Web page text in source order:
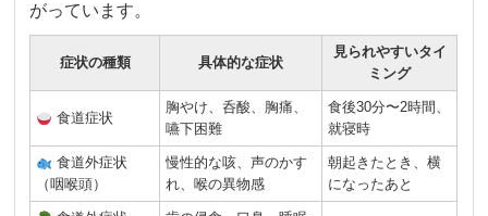
がっています。
症状の種類 具体的な症状
見られやすいタイ
ミング
食道症状
胸やけ、呑酸、胸痛、
嚥下困難
食後30分〜2時間、
就寝時
食道外症状
（咽喉頭）
慢性的な咳、声のかす
れ、喉の異物感
朝起きたとき、横
になったあと